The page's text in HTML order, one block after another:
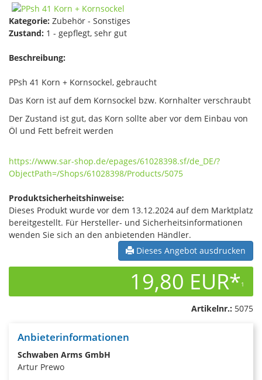
Kategorie: Zubehör - Sonstiges
Zustand: 1 - gepflegt, sehr gut
Beschreibung:
PPsh 41 Korn + Kornsockel, gebraucht
Das Korn ist auf dem Kornsockel bzw. Kornhalter verschraubt
Der Zustand ist gut, das Korn sollte aber vor dem Einbau von
Öl und Fett befreit werden
https://www.sar-shop.de/epages/61028398.sf/de_DE/?
ObjectPath=/Shops/61028398/Products/5075
Produktsicherheitshinweise:
Dieses Produkt wurde vor dem 13.12.2024 auf dem Marktplatz
bereitgestellt. Für Hersteller- und Sicherheitsinformationen
wenden Sie sich an den anbietenden Händler.
Dieses Angebot ausdrucken
19,80 EUR*1
Artikelnr.: 5075
Anbieterinformationen
Schwaben Arms GmbH
Artur Prewo